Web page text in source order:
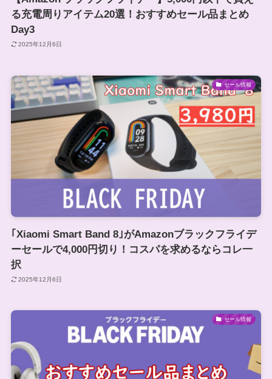
る充電周りアイテム20選！おすすめセール品まとめ
Day3
2025年12月6日
セール情報
｢Xiaomi Smart Band 8｣がAmazonブラックフライデ
ーセールで4,000円切り！コスパを求めるならコレ一
択
2025年12月6日
セール情報